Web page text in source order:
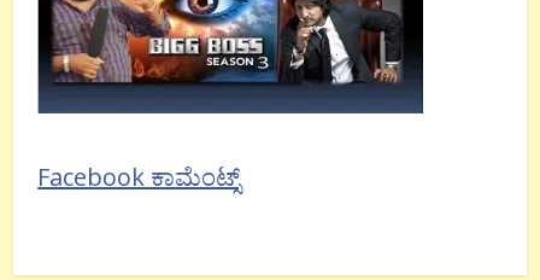
Facebook ಕಾಮೆಂಟ್ಸ್